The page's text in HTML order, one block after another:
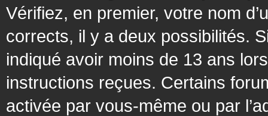
Vérifiez, en premier, votre nom
corrects, il y a deux possibilités.
indiqué avoir moins de 13 ans
instructions reçues. Certains
activée par vous-même ou par